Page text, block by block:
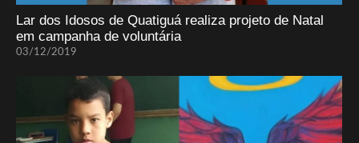
Lar dos Idosos de Quatiguá realiza projeto de Natal
em campanha de voluntária
03/12/2019